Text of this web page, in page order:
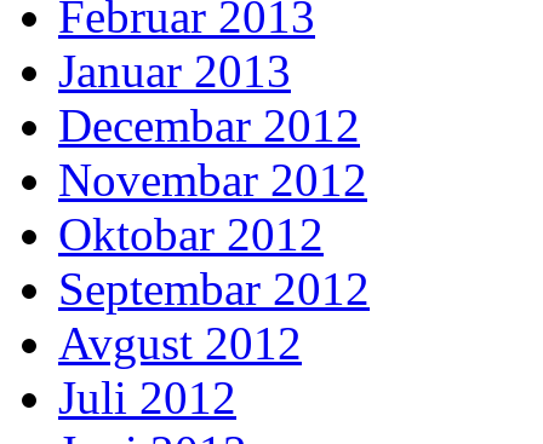
Februar 2013
Januar 2013
Decembar 2012
Novembar 2012
Oktobar 2012
Septembar 2012
Avgust 2012
Juli 2012